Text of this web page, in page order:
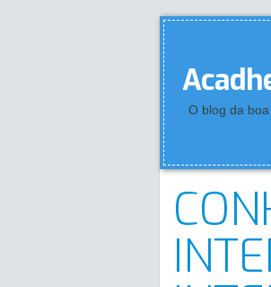
O blog da